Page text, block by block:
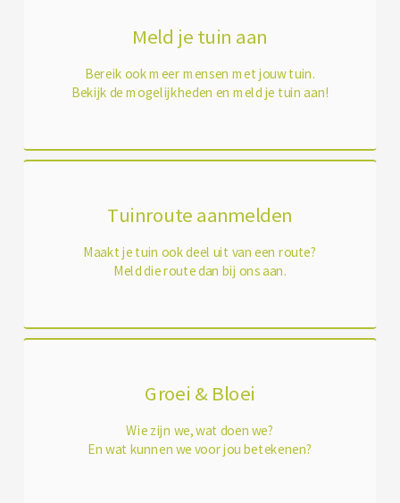
Meld je tuin aan
Bereik ook meer mensen met jouw tuin.
Bekijk de mogelijkheden en meld je tuin aan!
Tuinroute aanmelden
Maakt je tuin ook deel uit van een route?
Meld die route dan bij ons aan.
Groei & Bloei
Wie zijn we, wat doen we?
En wat kunnen we voor jou betekenen?